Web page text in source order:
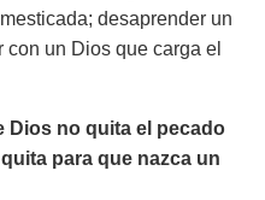
desaprender un
un Dios que carga el
Dios no quita el pecado
para que nazca un